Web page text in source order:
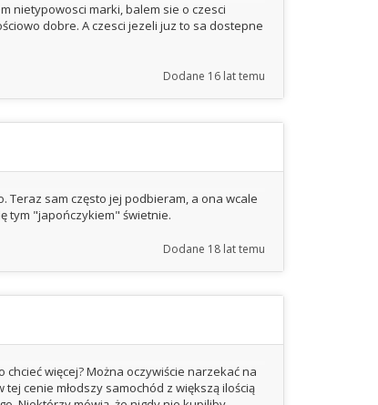
nietypowosci marki, balem sie o czesci
dobre. A czesci jezeli juz to sa dostepne
Dodane 16 lat temu
Teraz sam często jej podbieram, a ona wcale
tym "japończykiem" świetnie.
Dodane 18 lat temu
więcej? Można oczywiście narzekać na
cenie młodszy samochód z większą ilością